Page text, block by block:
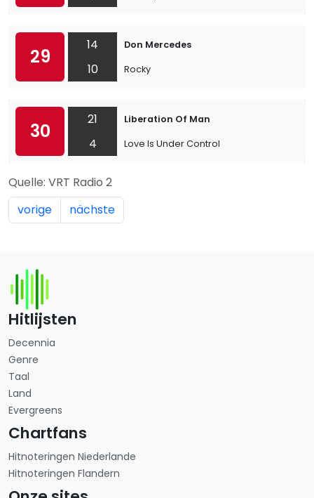
29
14
10
Don Mercedes
Rocky
30
21
4
Liberation Of Man
Love Is Under Control
Quelle: VRT Radio 2
vorige
nächste
Hitlijsten
Decennia
Genre
Taal
Land
Evergreens
Chartfans
Hitnoteringen Niederlande
Hitnoteringen Flandern